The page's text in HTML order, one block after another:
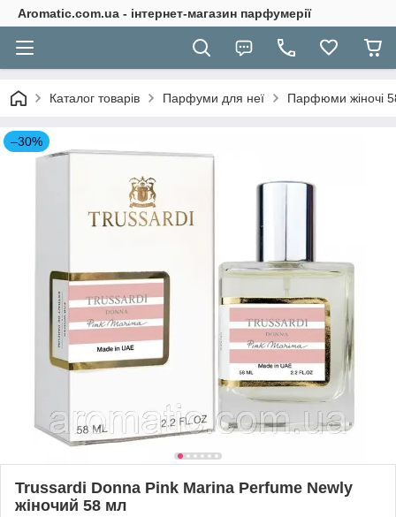
Aromatic.com.ua - інтернет-магазин парфумерії
Каталог товарів Парфуми для неї Парфюми жіночі
–30%
Trussardi Donna Pink Marina Perfume Newly
жіночий 58 мл